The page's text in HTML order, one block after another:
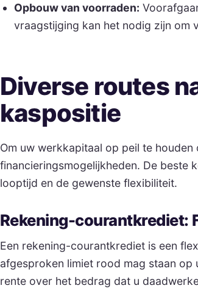
Opbouw van voorraden:
vraagstijging kan het nodig zijn om
Diverse routes
kaspositie
Om uw werkkapitaal op peil te
financieringsmogelijkheden. De beste
looptijd en de gewenste flexibiliteit.
Rekening-courantkrediet:
Een rekening-courantkrediet is een
afgesproken limiet rood mag staan op
rente over het bedrag dat u